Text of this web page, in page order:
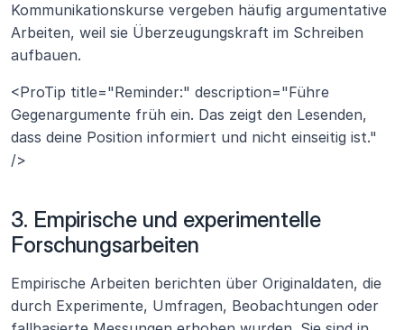
Kommunikationskurse vergeben häufig argumentative
Arbeiten, weil sie Überzeugungskraft im Schreiben
aufbauen.
<ProTip title="Reminder:" description="Führe
Gegenargumente früh ein. Das zeigt den Lesenden,
dass deine Position informiert und nicht einseitig ist."
/>
3. Empirische und experimentelle
Forschungsarbeiten
Empirische Arbeiten berichten über Originaldaten, die
durch Experimente, Umfragen, Beobachtungen oder